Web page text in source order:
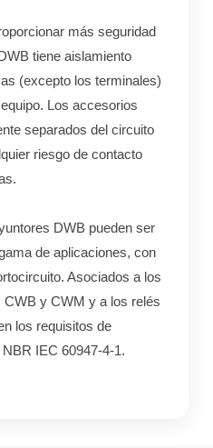
más seguridad
tiene aislamiento
(excepto los terminales)
Los accesorios
separados del circuito
riesgo de contacto
DWB pueden ser
de aplicaciones, con
Asociados a los
y CWM y a los relés
los requisitos de
IEC 60947-4-1.